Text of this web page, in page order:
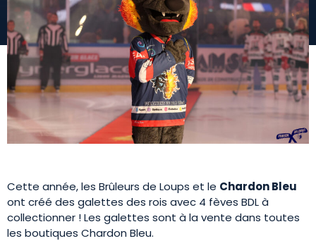
Cette année, les Brûleurs de Loups et le Chardon Bleu
ont créé des galettes des rois avec 4 fèves BDL à
collectionner ! Les galettes sont à la vente dans toutes
les boutiques Chardon Bleu.